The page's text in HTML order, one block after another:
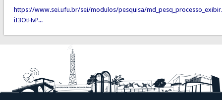
https://www.sei.ufu.br/sei/modulos/pesquisa/
iI3OtHvP...